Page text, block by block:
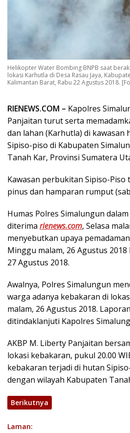
Helikopter Water Bombing BNPB saat
lokasi Karhutla di Desa Rasau Jaya,
Kalimantan Barat, Rabu 22 Agustus 2018.
RIENEWS.COM – Kapolres
Panjaitan turut serta
dan lahan (Karhutla) di
Sipiso-piso di Kabupaten
Tanah Kar, Provinsi Sumatera
Kawasan perbukitan Sipiso-
pinus dan hamparan rumput
Humas Polres Simalungun
diterima rienews.com, Selasa
menyebutkan upaya
Minggu malam, 26 Agustus
27 Agustus 2018.
Awalnya, Polres Simalungun
warga adanya kebakaran di
malam, 26 Agustus 2018.
ditindaklanjuti Kapolres
AKBP M. Liberty Panjaitan
lokasi kebakaran, pukul 20.00
kebakaran terjadi di hutan
dengan wilayah Kabupaten
Berikutnya
Laman: